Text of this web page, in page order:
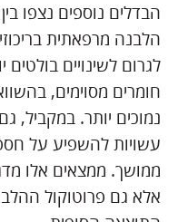
הבדלים נוספים נצפו
הלבנה מרפאתית
לגרום לשינויים
חומרים מסוימים,
נמוכים יותר. במקביל,
עשויות להשפיע על
ממושך. ממצאים אלו
אלא גם פרוטוקול